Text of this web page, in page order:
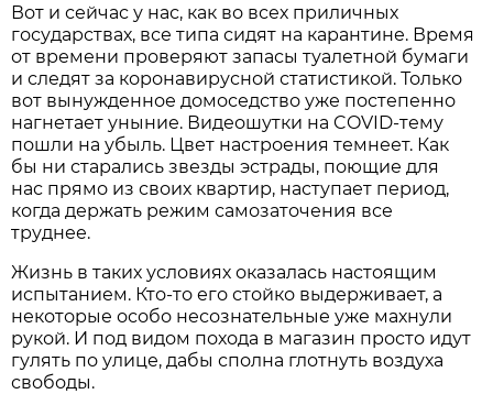
Вот и сейчас у нас, как во всех приличных
государствах, все типа сидят на карантине. Время
от времени проверяют запасы туалетной бумаги
и следят за коронавирусной статистикой. Только
вот вынужденное домоседство уже постепенно
нагнетает уныние. Видеошутки на COVID-тему
пошли на убыль. Цвет настроения темнеет. Как
бы ни старались звезды эстрады, поющие для
нас прямо из своих квартир, наступает период,
когда держать режим самозаточения все
труднее.
Жизнь в таких условиях оказалась настоящим
испытанием. Кто-то его стойко выдерживает, а
некоторые особо несознательные уже махнули
рукой. И под видом похода в магазин просто идут
гулять по улице, дабы сполна глотнуть воздуха
свободы.